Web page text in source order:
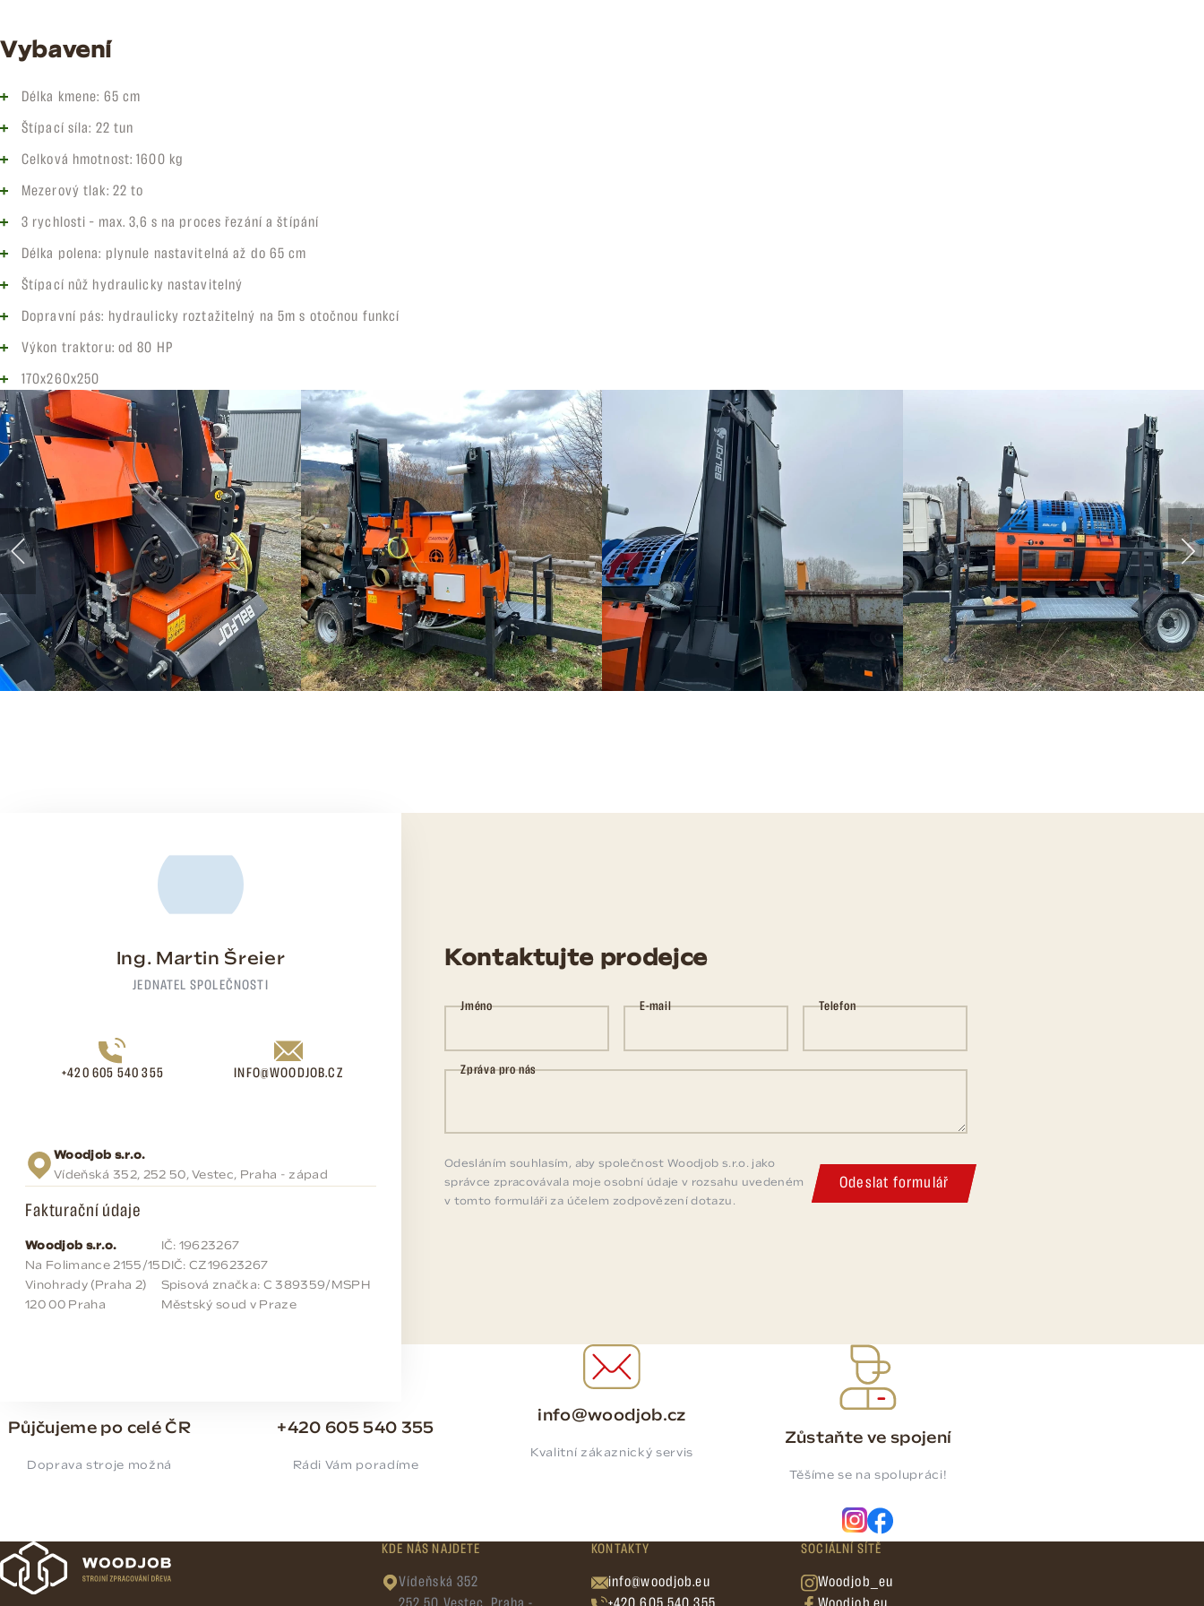
Vybavení
Délka kmene: 65 cm
Štípací síla: 22 tun
Celková hmotnost: 1600 kg
Mezerový tlak: 22 to
3 rychlosti – max. 3,6 s na proces řezání a štípání
Délka polena: plynule nastavitelná až do 65 cm
Štípací nůž hydraulicky nastavitelný
Dopravní pás: hydraulicky roztažitelný na 5m s otočnou funkcí
Výkon traktoru: od 80 HP
170x260x250
Ing. Martin Šreier
JEDNATEL SPOLEČNOSTI
+420 605 540 355 INFO@WOODJOB.CZ
Woodjob s.r.o.
Vídeňská 352, 252 50, Vestec, Praha - západ
Fakturační údaje
Woodjob s.r.o.
Na Folimance 2155/15
Vinohrady (Praha 2)
120 00 Praha
IČ: 19623267
DIČ: CZ19623267
Spisová značka: C 389359/MSPH
Městský soud v Praze
Kontaktujte prodejce
Jméno E-mail Telefon
Zpráva pro nás
Odeslat formulář
Odesláním souhlasím, aby společnost Woodjob s.r.o. jako
správce zpracovávala moje osobní údaje v rozsahu uvedeném
v tomto formuláři za účelem zodpovězení dotazu.
Půjčujeme po celé ČR
Doprava stroje možná
+420 605 540 355
Rádi Vám poradíme
info@woodjob.cz
Kvalitní zákaznický servis
Zůstaňte ve spojení
Těšíme se na spolupráci!
KDE NÁS NAJDETE
Vídeňská 352
KONTAKTY
info@woodjob.eu
SOCIÁLNÍ SÍTĚ
Woodjob_eu